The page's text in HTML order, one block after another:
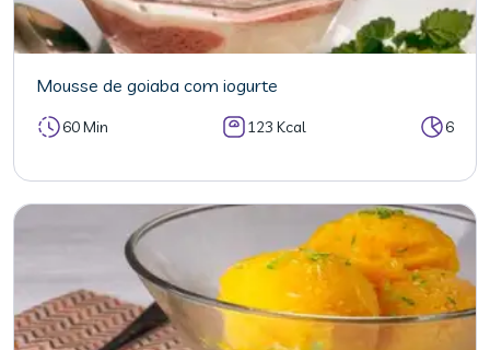
Mousse de goiaba com iogurte
60 Min 123 Kcal 6